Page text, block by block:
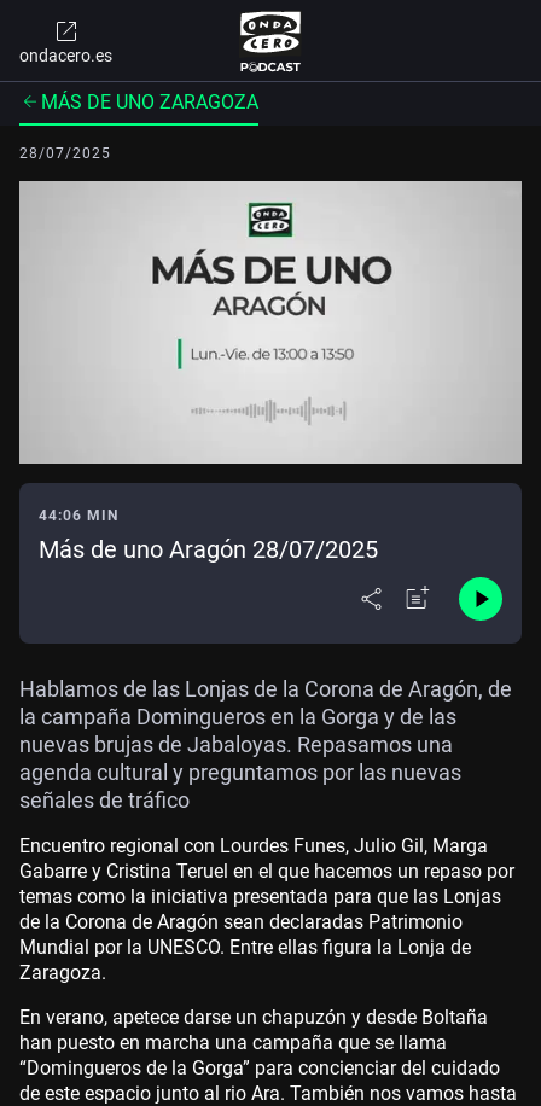
ondacero.es
MÁS DE UNO ZARAGOZA
28/07/2025
44:06 MIN
Más de uno Aragón 28/07/2025
Hablamos de las Lonjas de la Corona de Aragón, de
la campaña Domingueros en la Gorga y de las
nuevas brujas de Jabaloyas. Repasamos una
agenda cultural y preguntamos por las nuevas
señales de tráfico
Encuentro regional con Lourdes Funes, Julio Gil, Marga
Gabarre y Cristina Teruel en el que hacemos un repaso por
temas como la iniciativa presentada para que las Lonjas
de la Corona de Aragón sean declaradas Patrimonio
Mundial por la UNESCO. Entre ellas figura la Lonja de
Zaragoza.
En verano, apetece darse un chapuzón y desde Boltaña
han puesto en marcha una campaña que se llama
“Domingueros de la Gorga” para concienciar del cuidado
de este espacio junto al rio Ara. También nos vamos hasta